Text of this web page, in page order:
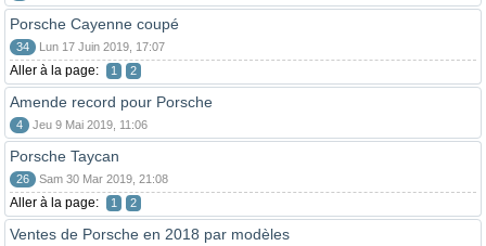
Porsche Cayenne coupé
34 Lun 17 Juin 2019, 17:07
Aller à la page: 1 2
Amende record pour Porsche
4 Jeu 9 Mai 2019, 11:06
Porsche Taycan
26 Sam 30 Mar 2019, 21:08
Aller à la page: 1 2
Ventes de Porsche en 2018 par modèles